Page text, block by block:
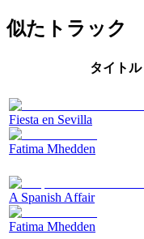
似たトラック
タイトル
Fiesta en Sevilla
Fatima Mhedden
A Spanish Affair
Fatima Mhedden